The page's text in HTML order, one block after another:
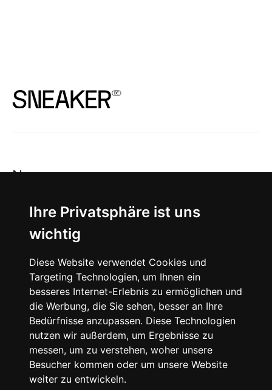
Ihre Privatsphäre ist uns
wichtig
Diese Website verwendet Cookies und
Targeting Technologien, um Ihnen ein
besseres Internet-Erlebnis zu ermöglichen und
die Werbung, die Sie sehen, besser an Ihre
Bedürfnisse anzupassen. Diese Technologien
nutzen wir außerdem, um Ergebnisse zu
messen, um zu verstehen, woher unsere
Besucher kommen oder um unsere Website
weiter zu entwickeln.
News
About
Instagram
Facebook
© 2024 SNEAKERᴰᴱ, All rights reserved.
Impressum Datenschutz